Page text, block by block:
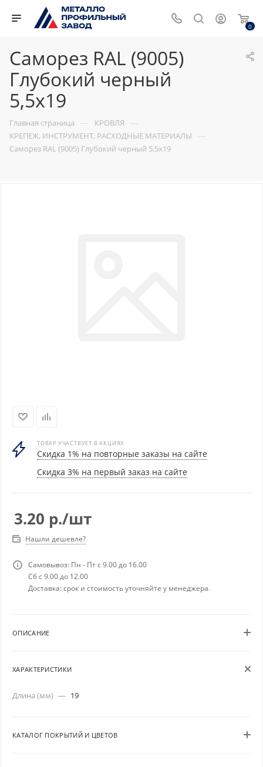
0
Саморез RAL (9005)
Глубокий черный
5,5х19
Главная страница — КРОВЛЯ —
КРЕПЕЖ, ИНСТРУМЕНТ, РАСХОДНЫЕ МАТЕРИАЛЫ —
Саморез RAL (9005) Глубокий черный 5,5х19
ТОВАР УЧАСТВУЕТ В АКЦИЯХ
Скидка 1% на повторные заказы на сайте
Скидка 3% на первый заказ на сайте
3.20 р./шт
Нашли дешевле?
Самовывоз: Пн - Пт с 9.00 до 16.00
Сб с 9.00 до 12.00
Доставка: срок и стоимость уточняйте у менеджера.
ОПИСАНИЕ
ХАРАКТЕРИСТИКИ
Длина (мм) — 19
КАТАЛОГ ПОКРЫТИЙ И ЦВЕТОВ